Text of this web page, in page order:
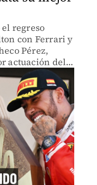
el regreso
con Ferrari y
Pérez,
actuación del